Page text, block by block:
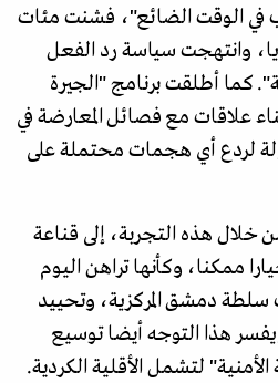
في الوقت الضائع"، فشنت مئات
وانتهجت سياسة رد الفعل
كما أطلقت برنامج "الجيرة
علاقات مع فصائل المعارضة في
لردع أي هجمات محتملة على
خلال هذه التجربة، إلى قناعة
ممكنا، وكأنها تراهن اليوم
دمشق المركزية، وتحييد
هذا التوجه أيضا توسيع
الأمنية" لتشمل الأقلية الكردية.